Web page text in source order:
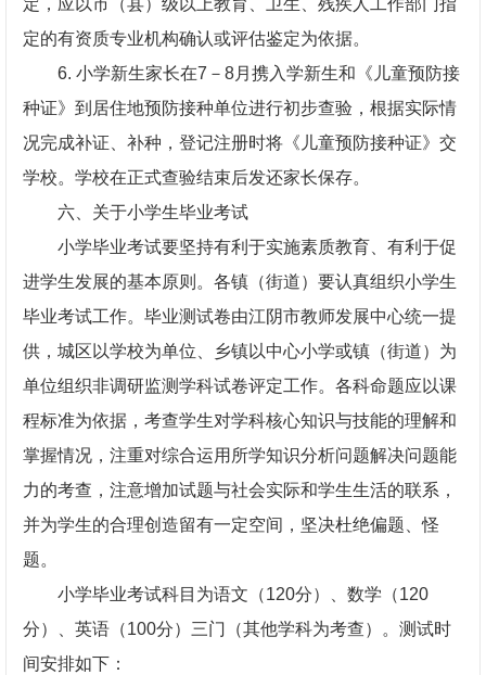
定，应以市（县）级以上教育、卫生、残疾人工作部门指
定的有资质专业机构确认或评估鉴定为依据。
6. 小学新生家长在7－8月携入学新生和《儿童预防接
种证》到居住地预防接种单位进行初步查验，根据实际情
况完成补证、补种，登记注册时将《儿童预防接种证》交
学校。学校在正式查验结束后发还家长保存。
六、关于小学生毕业考试
小学毕业考试要坚持有利于实施素质教育、有利于促
进学生发展的基本原则。各镇（街道）要认真组织小学生
毕业考试工作。毕业测试卷由江阴市教师发展中心统一提
供，城区以学校为单位、乡镇以中心小学或镇（街道）为
单位组织非调研监测学科试卷评定工作。各科命题应以课
程标准为依据，考查学生对学科核心知识与技能的理解和
掌握情况，注重对综合运用所学知识分析问题解决问题能
力的考查，注意增加试题与社会实际和学生生活的联系，
并为学生的合理创造留有一定空间，坚决杜绝偏题、怪
题。
小学毕业考试科目为语文（120分）、数学（120
分）、英语（100分）三门（其他学科为考查）。测试时
间安排如下：